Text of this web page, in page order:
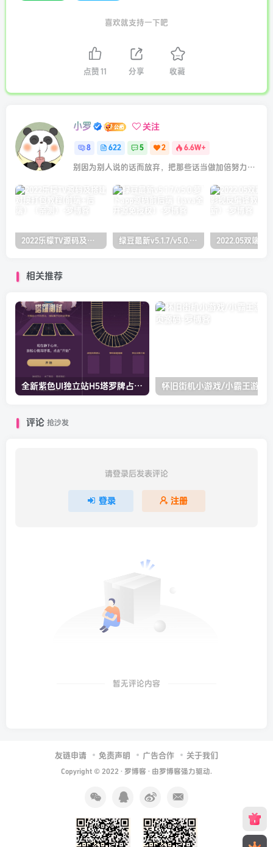
喜欢就支持一下吧
点赞 11 分享 收藏
小罗 关注
8 622 5 2 6.6W+
别因为别人说的话而放弃，把那些话当做加倍努力的动力
2022乐檬TV源码及搭建对接打包教程(前端+后端）（亲测） 绿豆最新v5.1.7/v5.0.萝卜app源码前后端【java全开源免授权】
相关推荐
全新紫色UI独立站H5塔罗牌占卜系统源码
评论 抢沙发
请登录后发表评论
登录 注册
暂无评论内容
友链申请 免责声明 广告合作 关于我们
Copyright © 2022 · 罗博客 · 由罗博客强力驱动.